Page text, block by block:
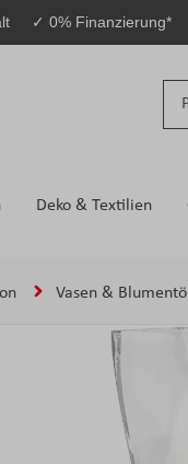
✓ 0% Finanzierung*
Deko & Textilien
Vasen &